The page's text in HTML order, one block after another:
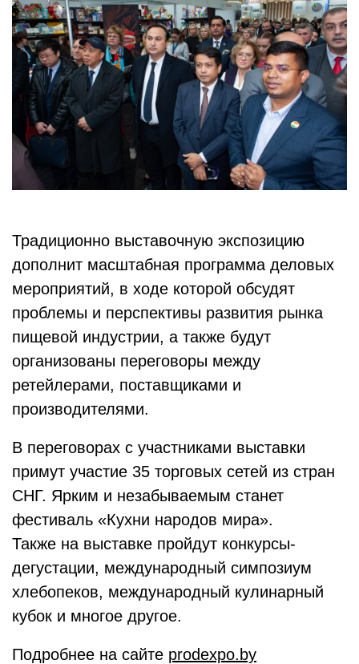
Традиционно выставочную экспозицию
дополнит масштабная программа деловых
мероприятий, в ходе которой обсудят
проблемы и перспективы развития рынка
пищевой индустрии, а также будут
организованы переговоры между
ретейлерами, поставщиками и
производителями.
В переговорах с участниками выставки
примут участие 35 торговых сетей из стран
СНГ. Ярким и незабываемым станет
фестиваль «Кухни народов мира».
Также на выставке пройдут конкурсы-
дегустации, международный симпозиум
хлебопеков, международный кулинарный
кубок и многое другое.
Подробнее на сайте prodexpo.by